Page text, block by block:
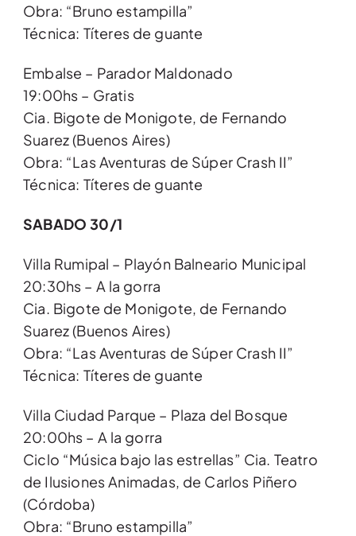
Obra: “Bruno estampilla”
Técnica: Títeres de guante
Embalse – Parador Maldonado
19:00hs – Gratis
Cia. Bigote de Monigote, de Fernando
Suarez (Buenos Aires)
Obra: “Las Aventuras de Súper Crash II”
Técnica: Títeres de guante
SABADO 30/1
Villa Rumipal – Playón Balneario Municipal
20:30hs – A la gorra
Cia. Bigote de Monigote, de Fernando
Suarez (Buenos Aires)
Obra: “Las Aventuras de Súper Crash II”
Técnica: Títeres de guante
Villa Ciudad Parque – Plaza del Bosque
20:00hs – A la gorra
Ciclo “Música bajo las estrellas” Cia. Teatro
de Ilusiones Animadas, de Carlos Piñero
(Córdoba)
Obra: “Bruno estampilla”